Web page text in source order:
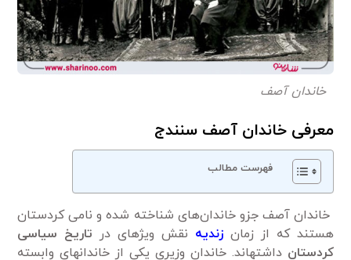
خاندان آصف
معرفی خاندان آصف سنندج
فهرست مطالب
خاندان‌ آصف جزو خاندان‌های شناخته­ شده و نامی کردستان
هستند که از زمانزندیه نقش ویژه­ای در تاریخ سیاسی
کردستان داشته­اند. خاندان وزیری یکی از خاندان­های وابسته